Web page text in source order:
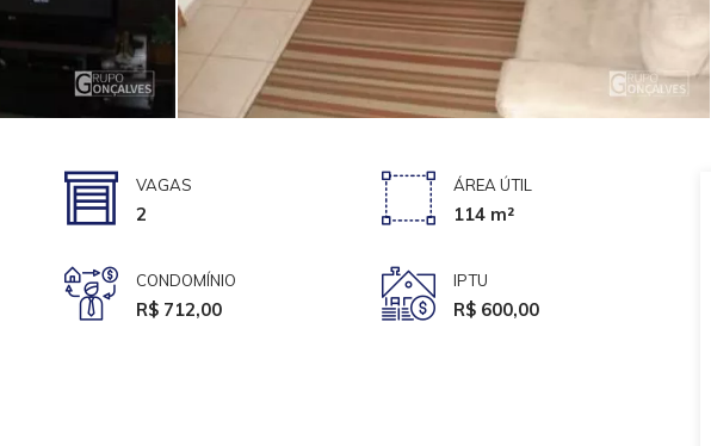
VAGAS
2
ÁREA ÚTIL
114 m²
CONDOMÍNIO
R$ 712,00
IPTU
R$ 600,00